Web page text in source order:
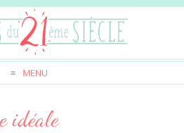
MENU
idéale